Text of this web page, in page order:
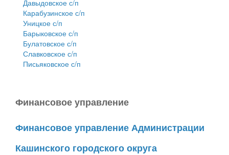
Давыдовское с/п
Карабузинское с/п
Уницкое с/п
Барыковское с/п
Булатовское с/п
Славковское с/п
Письяковское с/п
Финансовое управление
Финансовое управление Администрации
Кашинского городского округа